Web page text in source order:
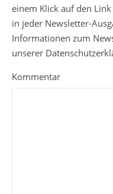
einem Klick auf den
in jeder Newsletter-
Informationen zum
unserer
Kommentar